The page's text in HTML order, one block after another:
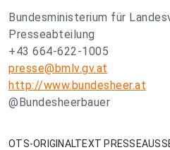
Bundesministerium für
Presseabteilung
+43 664-622-1005
presse@bmlv.gv.at
http://www.bundesheer.at
@Bundesheerbauer
OTS-ORIGINALTEXT